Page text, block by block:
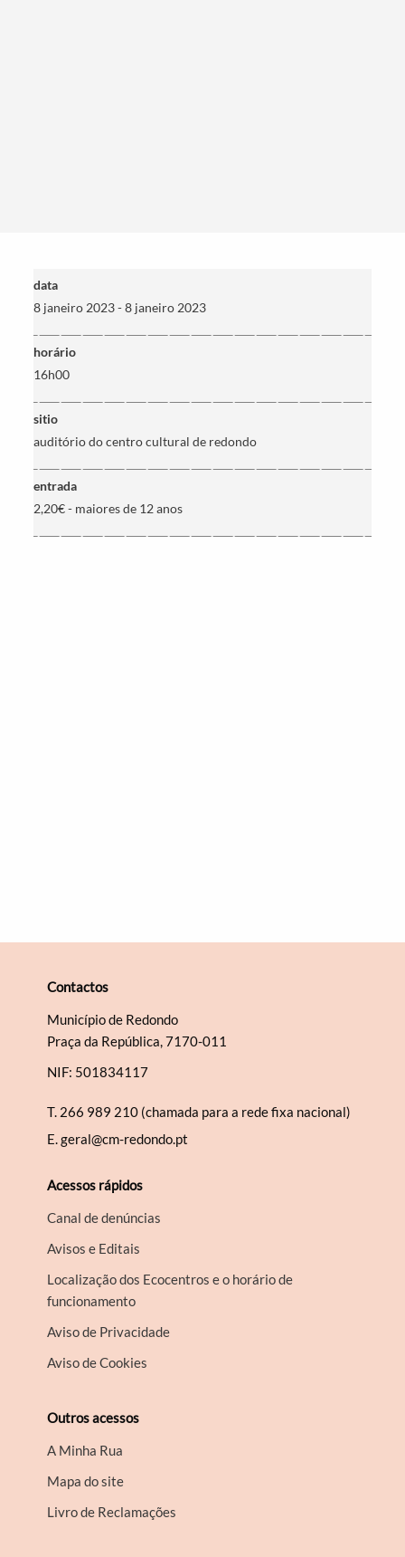
Categorias gerais
data
8 janeiro 2023 - 8 janeiro 2023
horário
16h00
sitio
auditório do centro cultural de redondo
entrada
2,20€ - maiores de 12 anos
Contactos
Município de Redondo
Praça da República, 7170-011
NIF: 501834117
T. 266 989 210 (chamada para a rede fixa nacional)
E.geral@cm-redondo.pt
Acessos rápidos
Canal de denúncias
Avisos e Editais
Localização dos Ecocentros e o horário de
funcionamento
Aviso de Privacidade
Aviso de Cookies
Outros acessos
A Minha Rua
Mapa do site
Livro de Reclamações